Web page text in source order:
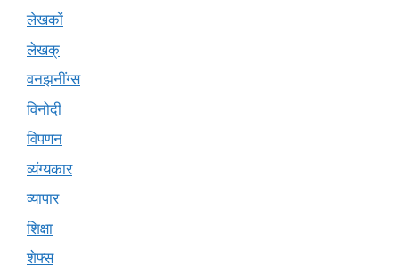
लेखकों
लेखक्
वनझनींग्स
विनोदी
विपणन
व्यंग्यकार
व्यापार
शिक्षा
शेफ्स